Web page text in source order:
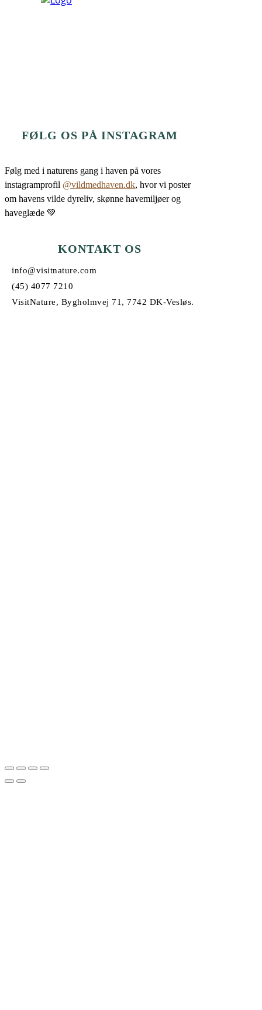
FØLG OS PÅ INSTAGRAM
Følg med i naturens gang i haven på vores
instagramprofil @vildmedhaven.dk, hvor vi poster
om havens vilde dyreliv, skønne havemiljøer og
haveglæde 💚
KONTAKT OS
info@visitnature.com
(45) 4077 7210
VisitNature, Bygholmvej 71, 7742 DK-Vesløs.